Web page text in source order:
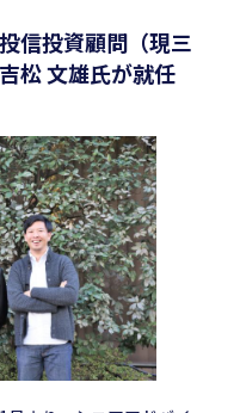
信投資顧問（現三
松 文雄氏が就任